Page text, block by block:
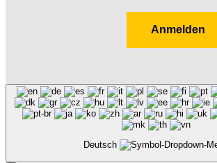
Anmelden
Deutsch